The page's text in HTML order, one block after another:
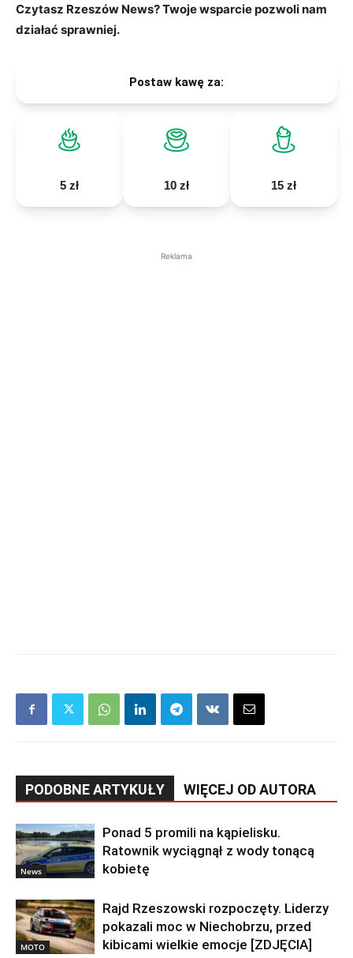
Czytasz Rzeszów News? Twoje wsparcie pozwoli nam
działać sprawniej.
Postaw kawę za:
5 zł 10 zł 15 zł
Reklama
PODOBNE ARTYKUŁY WIĘCEJ OD AUTORA
News
Ponad 5 promili na kąpielisku.
Ratownik wyciągnął z wody tonącą
kobietę
MOTO
Rajd Rzeszowski rozpoczęty. Liderzy
pokazali moc w Niechobrzu, przed
kibicami wielkie emocje [ZDJĘCIA]